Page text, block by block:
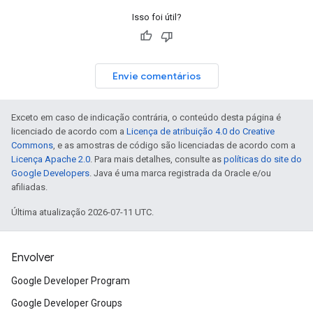
Isso foi útil?
Envie comentários
Exceto em caso de indicação contrária, o conteúdo desta página é
licenciado de acordo com a Licença de atribuição 4.0 do Creative
Commons, e as amostras de código são licenciadas de acordo com a
Licença Apache 2.0. Para mais detalhes, consulte as políticas do site do
Google Developers. Java é uma marca registrada da Oracle e/ou
afiliadas.
Última atualização 2026-07-11 UTC.
Envolver
Google Developer Program
Google Developer Groups